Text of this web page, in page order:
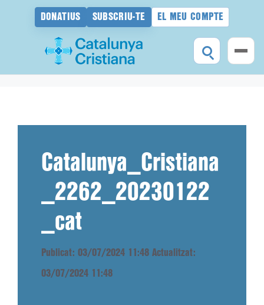
DONATIUS SUBSCRIU-TE EL MEU COMPTE
Catalunya_Cristiana
_2262_20230122
_cat
Publicat: 03/07/2024 11:48 Actualitzat:
03/07/2024 11:48